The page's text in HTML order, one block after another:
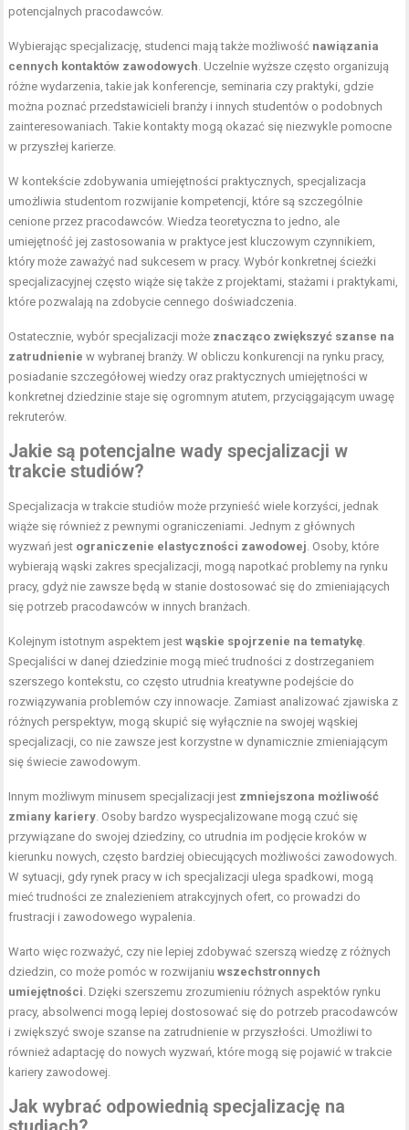
potencjalnych pracodawców.
Wybierając specjalizację, studenci mają także możliwość nawiązania
cennych kontaktów zawodowych. Uczelnie wyższe często organizują
różne wydarzenia, takie jak konferencje, seminaria czy praktyki, gdzie
można poznać przedstawicieli branży i innych studentów o podobnych
zainteresowaniach. Takie kontakty mogą okazać się niezwykle pomocne
w przyszłej karierze.
W kontekście zdobywania umiejętności praktycznych, specjalizacja
umożliwia studentom rozwijanie kompetencji, które są szczególnie
cenione przez pracodawców. Wiedza teoretyczna to jedno, ale
umiejętność jej zastosowania w praktyce jest kluczowym czynnikiem,
który może zaważyć nad sukcesem w pracy. Wybór konkretnej ścieżki
specjalizacyjnej często wiąże się także z projektami, stażami i praktykami,
które pozwalają na zdobycie cennego doświadczenia.
Ostatecznie, wybór specjalizacji może znacząco zwiększyć szanse na
zatrudnienie w wybranej branży. W obliczu konkurencji na rynku pracy,
posiadanie szczegółowej wiedzy oraz praktycznych umiejętności w
konkretnej dziedzinie staje się ogromnym atutem, przyciągającym uwagę
rekruterów.
Jakie są potencjalne wady specjalizacji w
trakcie studiów?
Specjalizacja w trakcie studiów może przynieść wiele korzyści, jednak
wiąże się również z pewnymi ograniczeniami. Jednym z głównych
wyzwań jest ograniczenie elastyczności zawodowej. Osoby, które
wybierają wąski zakres specjalizacji, mogą napotkać problemy na rynku
pracy, gdyż nie zawsze będą w stanie dostosować się do zmieniających
się potrzeb pracodawców w innych branżach.
Kolejnym istotnym aspektem jestwąskie spojrzenie na tematykę.
Specjaliści w danej dziedzinie mogą mieć trudności z dostrzeganiem
szerszego kontekstu, co często utrudnia kreatywne podejście do
rozwiązywania problemów czy innowacje. Zamiast analizować zjawiska z
różnych perspektyw, mogą skupić się wyłącznie na swojej wąskiej
specjalizacji, co nie zawsze jest korzystne w dynamicznie zmieniającym
się świecie zawodowym.
Innym możliwym minusem specjalizacji jest zmniejszona możliwość
zmiany kariery. Osoby bardzo wyspecjalizowane mogą czuć się
przywiązane do swojej dziedziny, co utrudnia im podjęcie kroków w
kierunku nowych, często bardziej obiecujących możliwości zawodowych.
W sytuacji, gdy rynek pracy w ich specjalizacji ulega spadkowi, mogą
mieć trudności ze znalezieniem atrakcyjnych ofert, co prowadzi do
frustracji i zawodowego wypalenia.
Warto więc rozważyć, czy nie lepiej zdobywać szerszą wiedzę z różnych
dziedzin, co może pomóc w rozwijaniuwszechstronnych
umiejętności. Dzięki szerszemu zrozumieniu różnych aspektów rynku
pracy, absolwenci mogą lepiej dostosować się do potrzeb pracodawców
i zwiększyć swoje szanse na zatrudnienie w przyszłości. Umożliwi to
również adaptację do nowych wyzwań, które mogą się pojawić w trakcie
kariery zawodowej.
Jak wybrać odpowiednią specjalizację na